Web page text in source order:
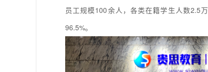
员工规模100余人，各类在籍学生人数2.5
96.5%。